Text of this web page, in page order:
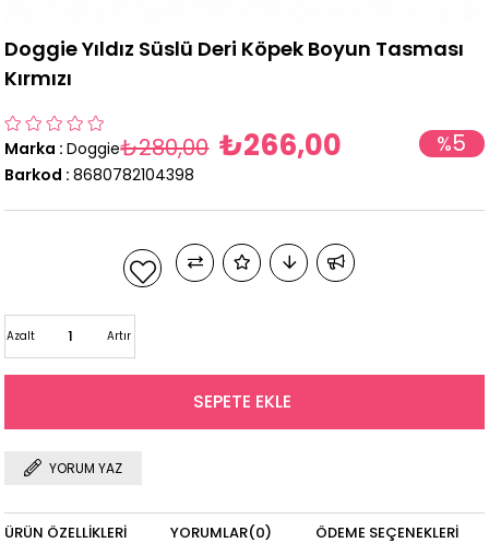
Doggie Yıldız Süslü Deri Köpek Boyun Tasması
Kırmızı
Marka : Doggie %5
₺280,00 ₺266,00
Barkod : 8680782104398
Artır
Azalt
YORUM YAZ
ÜRÜN ÖZELLIKLERI YORUMLAR(0) ÖDEME SEÇENEKLERI